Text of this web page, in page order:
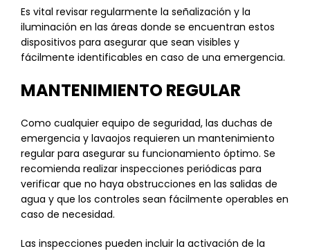
Es vital revisar regularmente la señalización y la
iluminación en las áreas donde se encuentran estos
dispositivos para asegurar que sean visibles y
fácilmente identificables en caso de una emergencia.
MANTENIMIENTO REGULAR
Como cualquier equipo de seguridad, las duchas de
emergencia y lavaojos requieren un mantenimiento
regular para asegurar su funcionamiento óptimo. Se
recomienda realizar inspecciones periódicas para
verificar que no haya obstrucciones en las salidas de
agua y que los controles sean fácilmente operables en
caso de necesidad.
Las inspecciones pueden incluir la activación de la